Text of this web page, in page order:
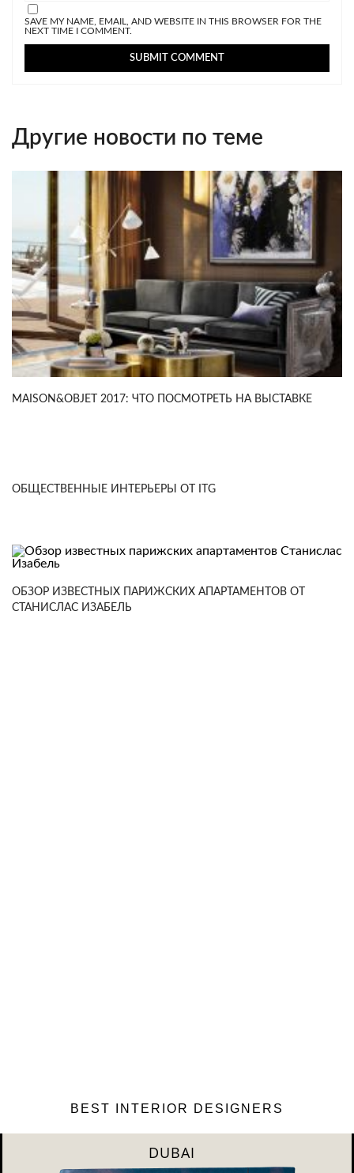
SAVE MY NAME, EMAIL, AND WEBSITE IN THIS BROWSER FOR THE
NEXT TIME I COMMENT.
Другие новости по теме
MAISON&OBJET 2017: ЧТО ПОСМОТРЕТЬ НА ВЫСТАВКЕ
ОБЩЕСТВЕННЫЕ ИНТЕРЬЕРЫ ОТ ITG
ОБЗОР ИЗВЕСТНЫХ ПАРИЖСКИХ АПАРТАМЕНТОВ ОТ
СТАНИСЛАС ИЗАБЕЛЬ
BEST INTERIOR DESIGNERS
RIYAHD